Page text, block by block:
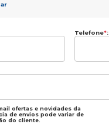
Telefone*:
ofertas e novidades da
de envios pode variar de
do cliente.